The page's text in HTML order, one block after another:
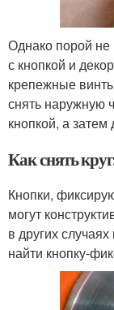
Однако порой не
с кнопкой и
крепежные
снять наружную
кнопкой, а затем
Как снять
Кнопки,
могут
в других
найти кнопку-